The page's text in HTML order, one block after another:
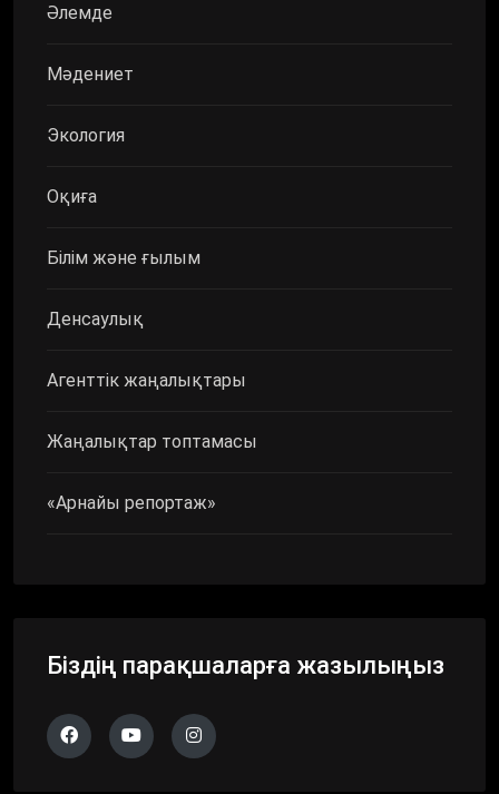
Әлемде
Мәдениет
Экология
Оқиға
Білім және ғылым
Денсаулық
Агенттік жаңалықтары
Жаңалықтар топтамасы
«Арнайы репортаж»
Біздің парақшаларға жазылыңыз